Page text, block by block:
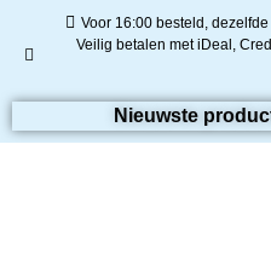
Voor 16:00 besteld,
Veilig betalen met iDeal,
Nieuwste